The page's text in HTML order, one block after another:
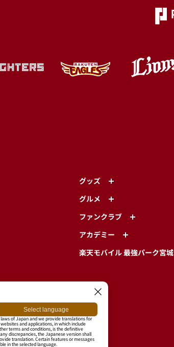
グッズ
グルメ
ファンクラブ
アカデミー
楽天モバイル 最強パーク宮城